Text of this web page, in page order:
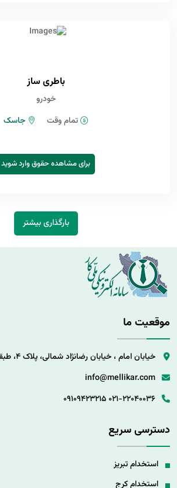
باطری ساز
خودرو
تمام وقت
جاسک
برای مشاهده حقوق وارد شوید
بارگذاری بیشتر
موقعیت ما
خیابان امام ، خیابان رضانژاد شمالی، پلاک 4، طبقه دوم غربی
info@mellikar.com
021-22040036
09109423215
دسترسی سریع
استخدام تبریز
استخدام کرج